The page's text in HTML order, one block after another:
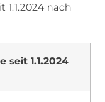
nach
seit 1.1.2024